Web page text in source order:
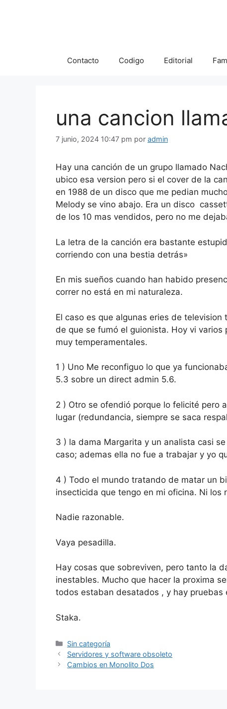
Contacto Codigo Editorial
una cancion
7 junio, 2024 10:47 pm por admin
Hay una canción de un grupo llamado
ubico esa version pero si el cover de la
en 1988 de un disco que me pedian
Melody se vino abajo. Era un disco
de los 10 mas vendidos, pero no me
La letra de la canción era bastante
corriendo con una bestia detrás»
En mis sueños cuando han habido
correr no está en mi naturaleza.
El caso es que algunas eries de
de que se fumó el guionista. Hoy vi
muy temperamentales.
1 ) Uno Me reconfiguo lo que ya
5.3 sobre un direct admin 5.6.
2 ) Otro se ofendió porque lo felicité pero
lugar (redundancia, siempre se saca
3 ) la dama Margarita y un analista casi
caso; ademas ella no fue a trabajar y yo
4 ) Todo el mundo tratando de matar un
insecticida que tengo en mi oficina. Ni los
Nadie razonable.
Vaya pesadilla.
Hay cosas que sobreviven, pero tanto la
inestables. Mucho que hacer la proxima
todos estaban desatados , y hay pruebas
Staka.
Categorías
Sin categoría
Servidores y software obsoleto
Cambios en Monolito Dos